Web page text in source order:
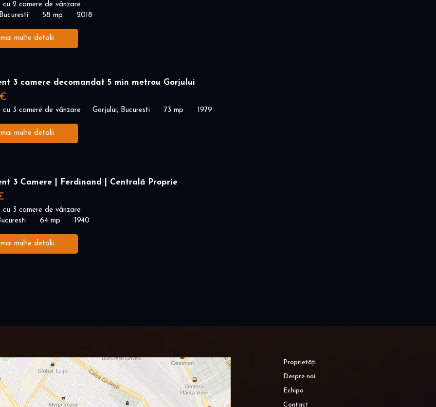
2 camere de vânzare
58 mp 2018
mai multe detalii
3 camere decomandat 5 min metrou Gorjului
3 camere de vânzare Gorjului, Bucuresti 73 mp 1979
mai multe detalii
3 Camere | Ferdinand | Centrală Proprie
3 camere de vânzare
64 mp 1940
mai multe detalii
Proprietăți
Despre noi
Echipa
Contact